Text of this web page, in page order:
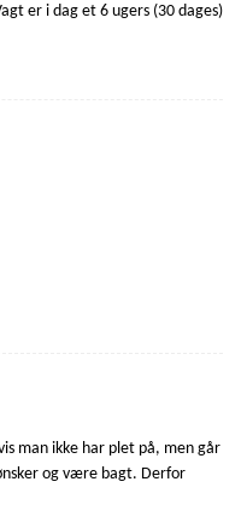
er i dag et 6 ugers (30 dages)
man ikke har plet på, men går
og være bagt. Derfor